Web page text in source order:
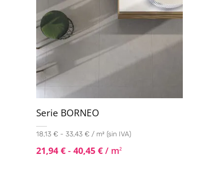
Serie BORNEO
18,13 € - 33,43 € / m² (sin IVA)
21,94 € - 40,45 € / m2